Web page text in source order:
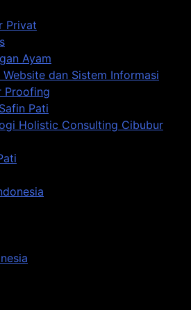
Privat
Ayam
dan Sistem Informasi
Proofing
Pati
Holistic Consulting Cibubur